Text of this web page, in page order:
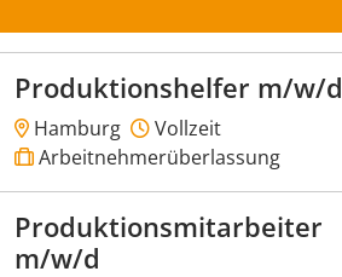
Produktionshelfer m/w/d
Hamburg
Vollzeit
Arbeitnehmerüberlassung
Produktionsmitarbeiter
m/w/d